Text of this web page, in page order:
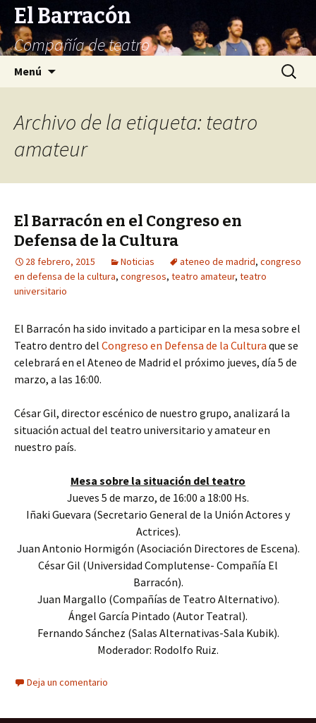
El Barracón
Compañía de teatro
Menú Buscar:
Archivo de la etiqueta: teatro
amateur
El Barracón en el Congreso en
Defensa de la Cultura
28 febrero, 2015 Noticias ateneo de madrid, congreso
en defensa de la cultura, congresos, teatro amateur, teatro
universitario
El Barracón ha sido invitado a participar en la mesa sobre el
Teatro dentro del Congreso en Defensa de la Cultura que se
celebrará en el Ateneo de Madrid el próximo jueves, día 5 de
marzo, a las 16:00.
César Gil, director escénico de nuestro grupo, analizará la
situación actual del teatro universitario y amateur en
nuestro país.
Mesa sobre la situación del teatro
Jueves 5 de marzo, de 16:00 a 18:00 Hs.
Iñaki Guevara (Secretario General de la Unión Actores y
Actrices).
Juan Antonio Hormigón (Asociación Directores de Escena).
César Gil (Universidad Complutense- Compañía El
Barracón).
Juan Margallo (Compañías de Teatro Alternativo).
Ángel García Pintado (Autor Teatral).
Fernando Sánchez (Salas Alternativas-Sala Kubik).
Moderador: Rodolfo Ruiz.
Deja un comentario